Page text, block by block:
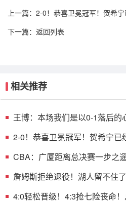
上一篇： 2-0！恭喜卫冕冠军！贺希
下一篇： 返回列表
相关推荐
王博：本场我们是以0-1落后
2-0！恭喜卫冕冠军！贺希宁已
CBA：广厦距离总决赛一步之
詹姆斯拒绝退役！湖人留不住
4:0轻松晋级！4:3抢七险丧命